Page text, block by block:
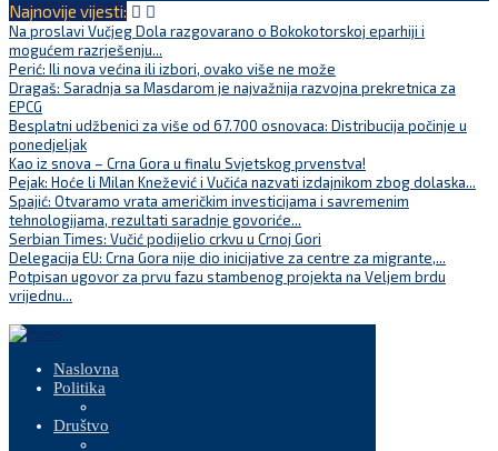
Najnovije vijesti:
Na proslavi Vučjeg Dola razgovarano o Bokokotorskoj eparhiji i
mogućem razrješenju...
Perić: Ili nova većina ili izbori, ovako više ne može
Dragaš: Saradnja sa Masdarom je najvažnija razvojna prekretnica za
EPCG
Besplatni udžbenici za više od 67.700 osnovaca: Distribucija počinje u
ponedjeljak
Kao iz snova – Crna Gora u finalu Svjetskog prvenstva!
Pejak: Hoće li Milan Knežević i Vučića nazvati izdajnikom zbog dolaska...
Spajić: Otvaramo vrata američkim investicijama i savremenim
tehnologijama, rezultati saradnje govoriće...
Serbian Times: Vučić podijelio crkvu u Crnoj Gori
Delegacija EU: Crna Gora nije dio inicijative za centre za migrante,...
Potpisan ugovor za prvu fazu stambenog projekta na Veljem brdu
vrijednu...
Naslovna
Politika
Društvo